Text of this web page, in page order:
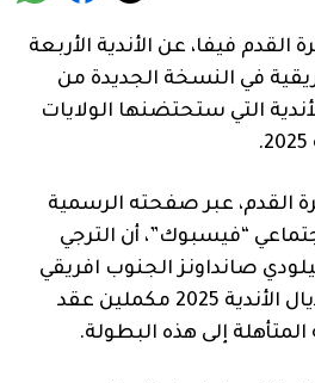
القدم فيفا، عن الأندية الأربعة
في النسخة الجديدة من
التي ستحتضنها الولايات
القدم، عبر صفحته الرسمية
“فيسبوك”، أن الترجي
صانداونز الجنوب افريقي
ضمنا تأهلهما إلى مونديال الأندية 2025 مكملين عقد
المتأهلة إلى هذه البطولة.